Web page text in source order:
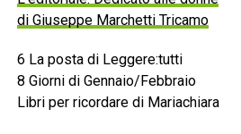
di Giuseppe Marchetti Tricamo
6 La posta di Leggere:tutti
8 Giorni di Gennaio/Febbraio
Libri per ricordare di Mariachiara